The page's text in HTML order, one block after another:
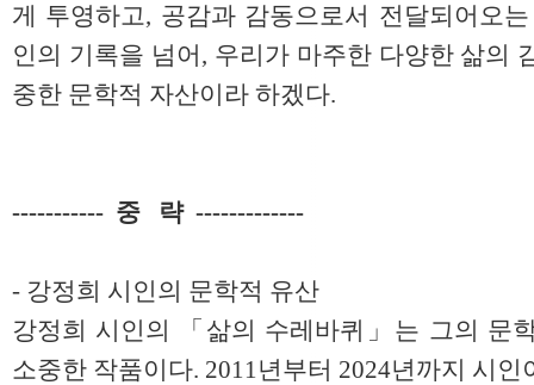
게 투영하고, 공감과 감동으로서 전달되어오
인의 기록을 넘어, 우리가 마주한 다양한 삶의
중한 문학적 자산이라 하겠다.
----------- 중 략 -------------
- 강정희 시인의 문학적 유산
강정희 시인의 「삶의 수레바퀴」는 그의 문
소중한 작품이다. 2011년부터 2024년까지 시